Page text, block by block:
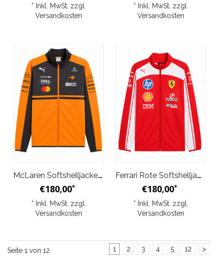
* Inkl. MwSt. zzgl.
Versandkosten
* Inkl. MwSt. zzgl.
Versandkosten
McLaren Softshelljacke JKT Papaya 2026
€180,00*
* Inkl. MwSt. zzgl.
Versandkosten
Ferrari Rote Softshelljacke 2026
€180,00*
* Inkl. MwSt. zzgl.
Versandkosten
Seite 1 von 12 1 2 3 4 5 12 >